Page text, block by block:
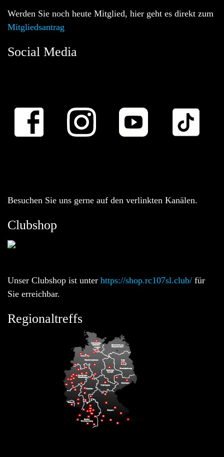
Werden Sie noch heute Mitglied, hier geht es direkt zum
Mitgliedsantrag
Social Media
Besuchen Sie uns gerne auf den verlinkten Kanälen.
Clubshop
Unser Clubshop ist unter https://shop.rc107sl.club/ für
Sie erreichbar.
Regionaltreffs